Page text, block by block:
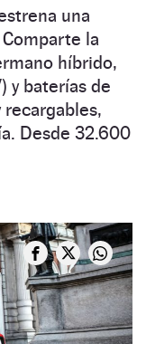
una
la
híbrido,
y baterías de
recargables,
Desde 32.600